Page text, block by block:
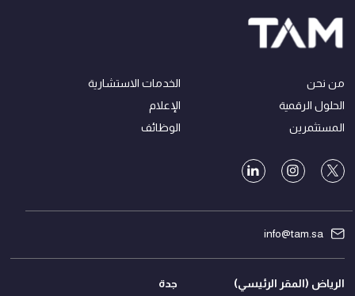
من نحن
الخدمات الاستشارية
الحلول الرقمية
الإعلام
المستثمرين
الوظائف
info@tam.sa
الرياض (المقر الرئيسي) جدة